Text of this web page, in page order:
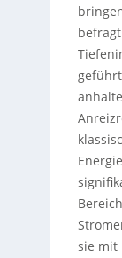
sie mit